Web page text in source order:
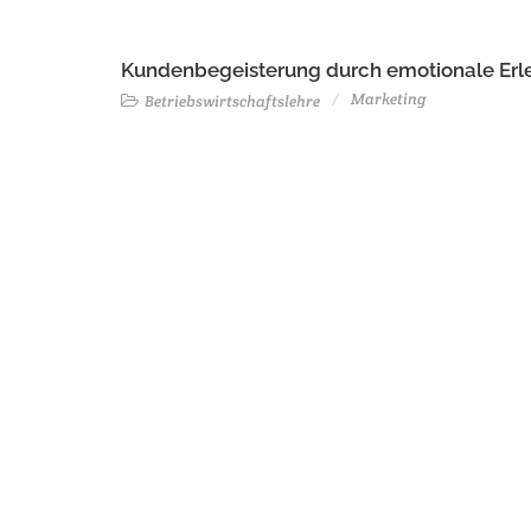
Kundenbegeisterung durch emotionale
Betriebswirtschaftslehre Marketing